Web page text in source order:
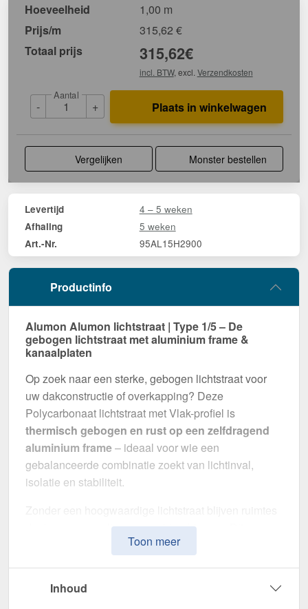
Hoeveelheid
1,00 m
Prijs/m
315,62 €
Totaal prijs
315,62€
incl. BTW, excl. Verzendkosten
-
Aantal
+ Plaats in winkelwagen
Vergelijken Monster bestellen
Levertijd 4 – 5 weken
Afhaling 5 weken
Art.-Nr. 95AL15H2900
Productinfo
Alumon Alumon lichtstraat | Type 1/5 – De
gebogen lichtstraat met aluminium frame &
kanaalplaten
Op zoek naar een sterke, gebogen lichtstraat voor
uw dakconstructie of overkapping? Deze
Polycarbonaat lichtstraat met Vlak-profiel is
thermisch gebogen en rust op een zelfdragend
aluminium frame– ideaal voor wie een
gebalanceerde combinatie zoekt van lichtinval,
isolatie en stabiliteit.
donker en gevoelig voor vochtproblemen. Dit
systeem is speciaal ontwikkeld om
perfect voor zowel kleine als grote projecten.
Toon meer
Inhoud